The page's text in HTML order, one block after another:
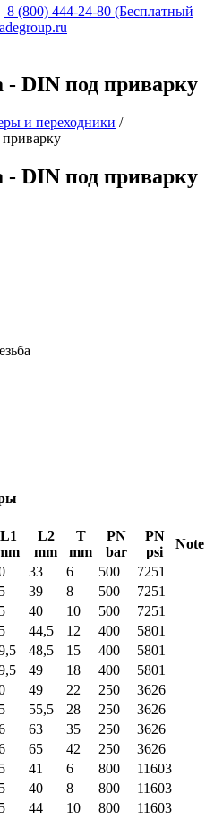
8 (800) 444-24-80 (Бесплатный
- DIN под приварку
и переходники /
- DIN под приварку
L1
L2
mm
T
mm
PN
bar
PN
psi
Note
33 6 500
7251
39 8 500
7251
40 10 500
7251
44,5 12 400
5801
48,5 15 400
5801
49 18 400
5801
49 22 250
3626
55,5 28 250
3626
63 35 250
3626
65 42 250
3626
41 6 800
11603
40 8 800
11603
44 10 800
11603